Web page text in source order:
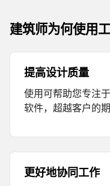
建筑师为何使用
提高设计质量
使用可帮助您专注
软件，超越客户的期
更好地协同工作